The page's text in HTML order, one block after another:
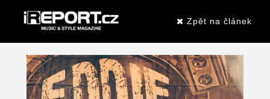
Zpět na článek